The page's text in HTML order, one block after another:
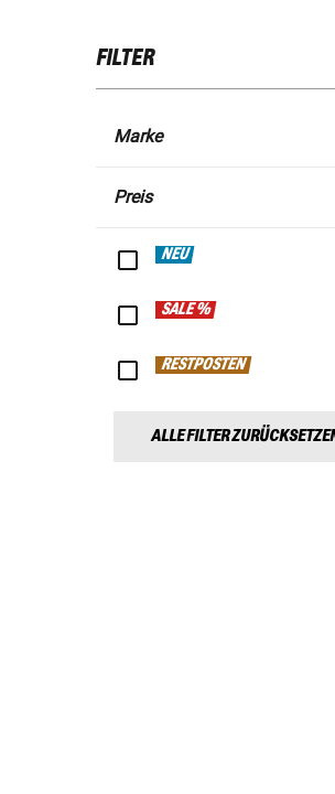
FILTER
Marke
Preis
NEU
SALE %
RESTPOSTEN
ALLE FILTER